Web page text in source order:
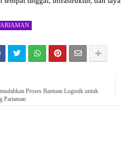
Proses Bantuan Logistik untuk
Pariaman